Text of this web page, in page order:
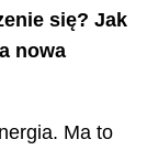
się? Jak
nowa
Ma to